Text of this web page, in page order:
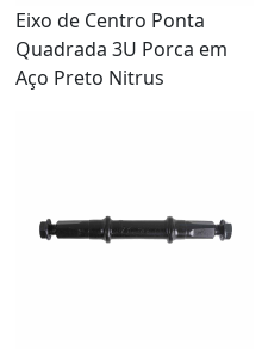
Eixo de Centro Ponta
Quadrada 3U Porca em
Aço Preto Nitrus